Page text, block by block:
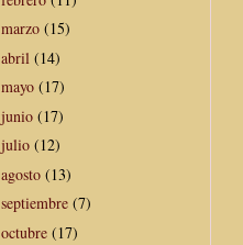
marzo (15)
abril (14)
mayo (17)
junio (17)
julio (12)
agosto (13)
septiembre (7)
octubre (17)